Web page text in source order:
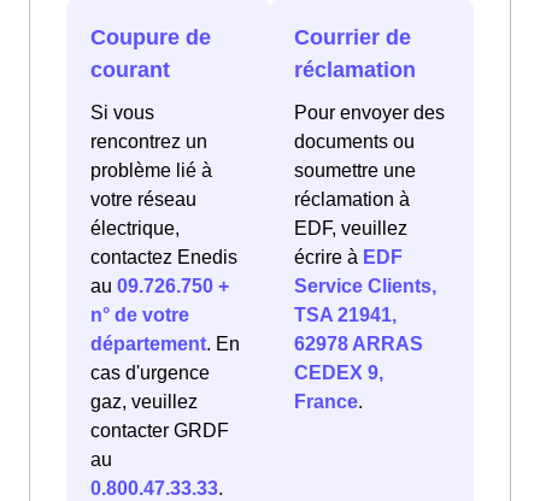
Coupure de
courant
Si vous
rencontrez un
problème lié à
votre réseau
électrique,
contactez Enedis
au 09.726.750 +
n° de votre
département. En
cas d'urgence
gaz, veuillez
contacter GRDF
au
0.800.47.33.33.
Courrier de
réclamation
Pour envoyer des
documents ou
soumettre une
réclamation à
EDF, veuillez
écrire à EDF
Service Clients,
TSA 21941,
62978 ARRAS
CEDEX 9,
France.